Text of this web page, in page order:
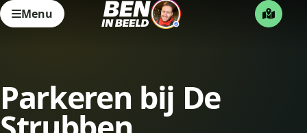
Menu
Parkeren bij De